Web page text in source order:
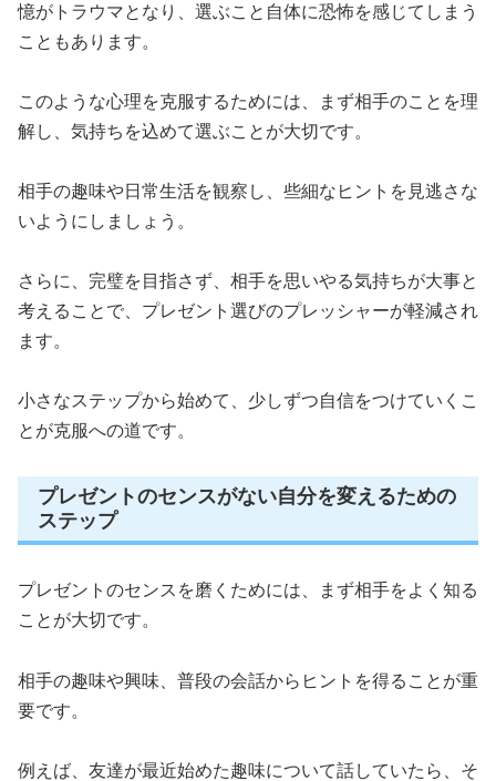
憶がトラウマとなり、選ぶこと自体に恐怖を感じてしまう
こともあります。
このような心理を克服するためには、まず相手のことを理
解し、気持ちを込めて選ぶことが大切です。
相手の趣味や日常生活を観察し、些細なヒントを見逃さな
いようにしましょう。
さらに、完璧を目指さず、相手を思いやる気持ちが大事と
考えることで、プレゼント選びのプレッシャーが軽減され
ます。
小さなステップから始めて、少しずつ自信をつけていくこ
とが克服への道です。
プレゼントのセンスがない自分を変えるための
ステップ
プレゼントのセンスを磨くためには、まず相手をよく知る
ことが大切です。
相手の趣味や興味、普段の会話からヒントを得ることが重
要です。
例えば、友達が最近始めた趣味について話していたら、そ